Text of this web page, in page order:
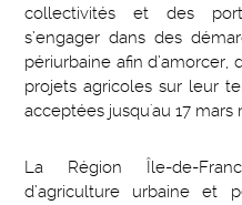
collectivités et des
s’engager dans des
périurbaine afin d’amorcer,
projets agricoles sur leur
acceptées jusqu'au 17 mars
La Région Île-de-
d’agriculture urbaine et